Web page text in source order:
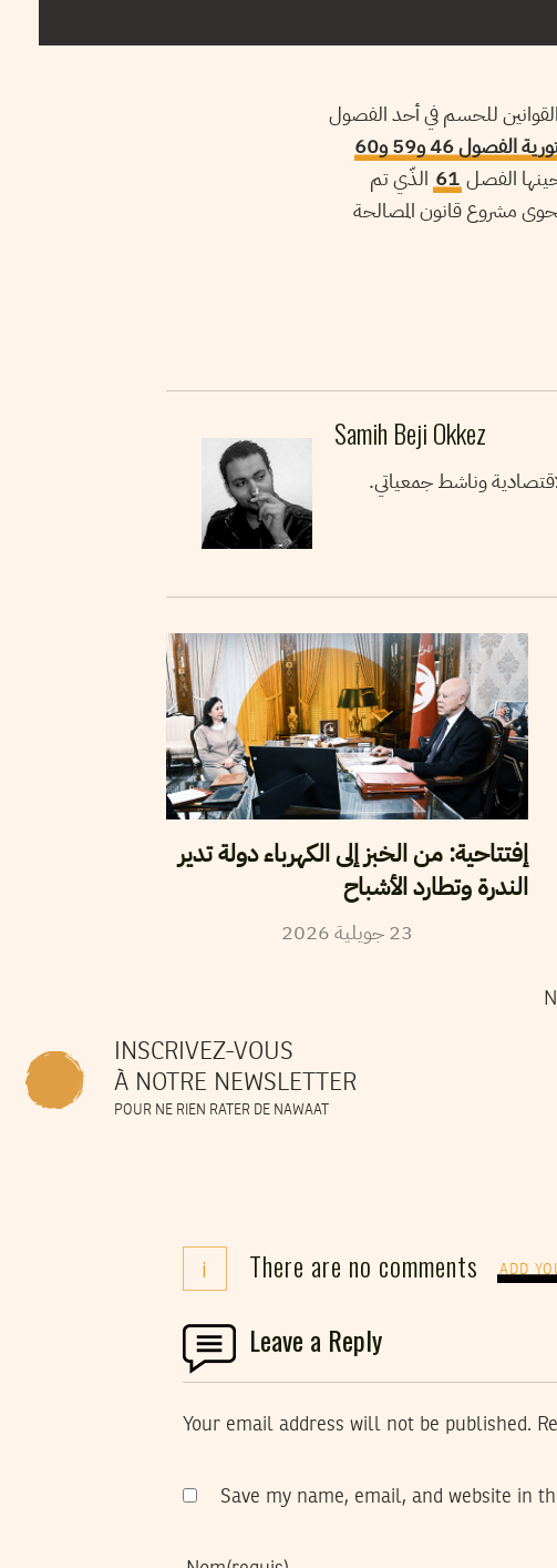
القوانين للحسم في أحد الفصول
أقرّت الهيئة يوم 22 ديسمبر 2015 عدم دستورية الفصول 46 و59 و60
الفصل 61 الذّي تم
مشروع قانون المصالحة
Samih Beji Okkez
وناشط جمعياتي.
إفتتاحية: من الخبز إلى الكهرباء دولة تدير
الندرة وتطارد الأشباح
23جويلية2026
INSCRIVEZ-VOUS
À NOTRE NEWSLETTER
POUR NE RIEN RATER DE NAWAAT
i There are no comments ADD
Leave a Reply
Your email address will not be published.
Save my name, email, and website in